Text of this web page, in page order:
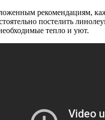
рекомендациям,
постелить
тепло и уют.